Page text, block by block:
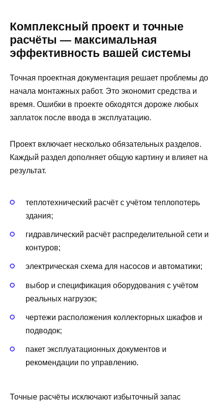
Комплексный проект и точные
расчёты — максимальная
эффективность вашей системы
Точная проектная документация решает проблемы до
начала монтажных работ. Это экономит средства и
время. Ошибки в проекте обходятся дороже любых
заплаток после ввода в эксплуатацию.
Проект включает несколько обязательных разделов.
Каждый раздел дополняет общую картину и влияет на
результат.
теплотехнический расчёт с учётом теплопотерь
здания;
гидравлический расчёт распределительной сети и
контуров;
электрическая схема для насосов и автоматики;
выбор и спецификация оборудования с учётом
реальных нагрузок;
чертежи расположения коллекторных шкафов и
подводок;
пакет эксплуатационных документов и
рекомендации по управлению.
Точные расчёты исключают избыточный запас